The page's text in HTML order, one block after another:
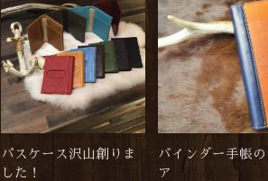
パスケース沢山創りま
した！
バインダー手帳の
ア